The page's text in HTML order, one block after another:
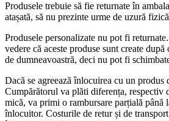
Produsele trebuie să fie returnate în
atașată, să nu prezinte urme de uzură
Produsele personalizate nu pot fi
vedere că aceste produse sunt create
de dumneavoastră, deci nu pot fi
Dacă se agreează înlocuirea cu un produs
Cumpărătorul va plăti diferența, respectiv
mică, va primi o rambursare parțială până
înlocuitor. Costurile de retur și de